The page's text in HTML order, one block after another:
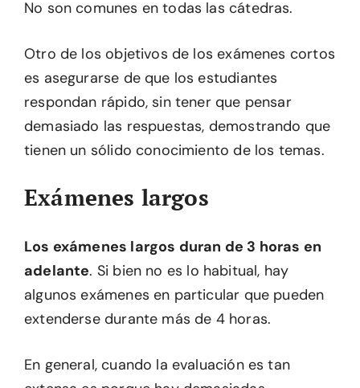
No son comunes en todas las cátedras.
Otro de los objetivos de los exámenes cortos
es asegurarse de que los estudiantes
respondan rápido, sin tener que pensar
demasiado las respuestas, demostrando que
tienen un sólido conocimiento de los temas.
Exámenes largos
Los exámenes largos duran de 3 horas en
adelante. Si bien no es lo habitual, hay
algunos exámenes en particular que pueden
extenderse durante más de 4 horas.
En general, cuando la evaluación es tan